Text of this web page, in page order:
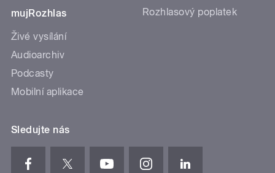
mujRozhlas
Živé vysílání
Audioarchiv
Podcasty
Mobilní aplikace
Rozhlasový poplatek
Sledujte nás